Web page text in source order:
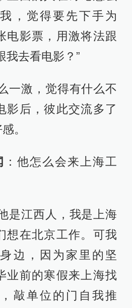
，觉得要先下手为
电影票，用激将法跟
我去看电影？”
激，觉得有什么不
影后，彼此交流多了
。
：他怎么会来上海工
是江西人，我是上海
想在北京工作。可我
边，因为家里的坚
业前的寒假来上海找
敲单位的门自我推